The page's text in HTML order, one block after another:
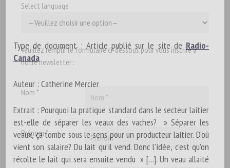
Type de document : Article publié sur le site deRadio-
Canada
Auteur : Catherine Mercier
Extrait : Pourquoi la pratique standard dans le secteur laitier
est-elle de séparer les veaux des vaches? » Séparer les
veaux, ça tombe sous le sens pour un producteur laitier. D’où
vient son salaire? Du lait qu’il vend. Donc l’idée, c’est qu’on
récolte le lait qui sera ensuite vendu » […]. Un veau allaité
Select language
Veuillez remplir le formulaire ci-dessous pour vous inscrire à
notre newsletter :
Nom *
Prénom *